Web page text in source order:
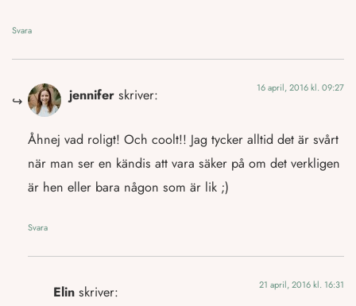
Svara
jennifer skriver: 16 april, 2016 kl. 09:27
Åhnej vad roligt! Och coolt!! Jag tycker alltid det är svårt
när man ser en kändis att vara säker på om det verkligen
är hen eller bara någon som är lik ;)
Svara
Elin skriver: 21 april, 2016 kl. 16:31